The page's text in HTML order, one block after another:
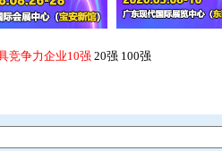
竞争力企业10强 20强 100强